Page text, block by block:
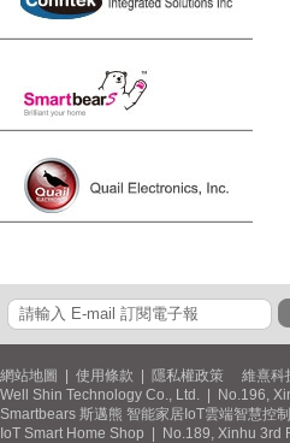
網站地圖 使用條款 隱私權政策 維熹科
Well Shin Technology Co., Ltd. | No.196,
Smartbears 斯邁熊 智能家居IoT雲端智慧控
IoT Smart Home Shop | No.189, Xinhu 3rd